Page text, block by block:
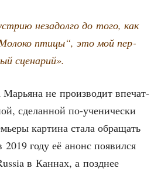
неза­дол­го до того, как
пти­цы“, это мой пер­
сценарий».
Марья­на не про­из­во­дит впе­чат­
сде­лан­ной по-уче­ни­че­ски
кар­ти­на ста­ла обра­щать
году её анонс появил­ся
в Кан­нах, а позд­нее